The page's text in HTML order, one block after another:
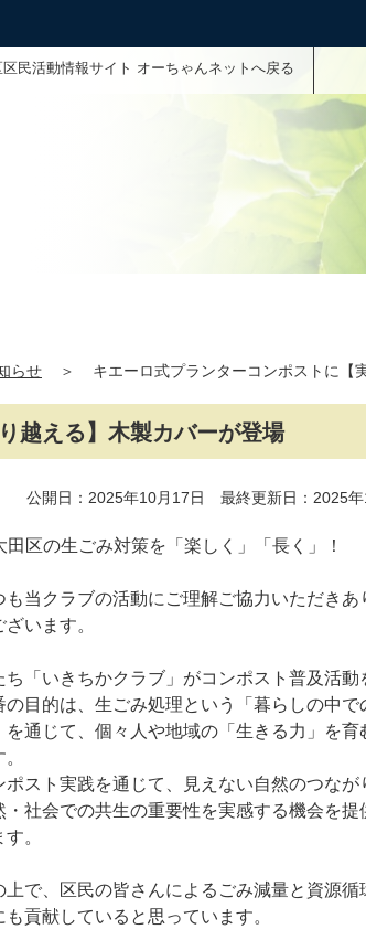
区民活動情報サイト オーちゃんネットへ戻る
らせ ＞ キエーロ式プランターコンポストに【
越える】木製カバーが登場
公開日：2025年10月17日 最終更新日：2025
田区の生ごみ対策を「楽しく」「長く」！
も当クラブの活動にご理解ご協力いただきあ
ざいます。
ち「いきちかクラブ」がコンポスト普及活動
の目的は、生ごみ処理という「暮らしの中で
を通じて、個々人や地域の「生きる力」を育
ポスト実践を通じて、見えない自然のつなが
・社会での共生の重要性を実感する機会を提
。
上で、区民の皆さんによるごみ減量と資源循
も貢献していると思っています。